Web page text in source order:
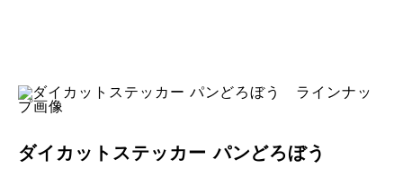
ダイカットステッカー パンどろぼう